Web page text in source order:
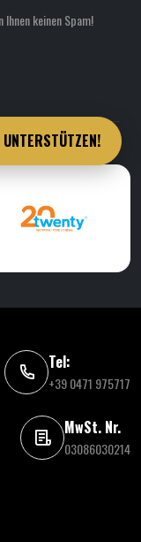
keinen Spam!
Tel:
+39 0471 975717
MwSt. Nr.
03086030214